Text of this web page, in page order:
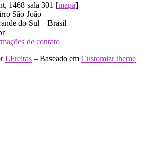
1468 sala 301 [mapa]
São João
do Sul – Brasil
de contato
LFreitas – Baseado em Customizr theme